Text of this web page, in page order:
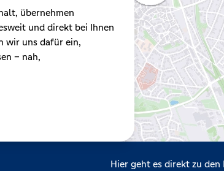
übernehmen
und direkt bei Ihnen
wir uns dafür ein,
– nah,
Hier geht es direkt zu